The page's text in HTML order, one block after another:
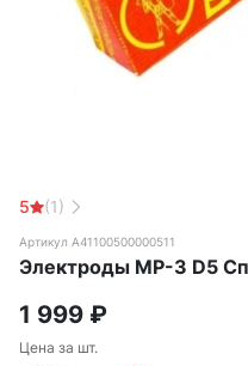
5 (1)
Артикул А41100500000511
Электроды МР-3 D5
1 999 ₽
Цена за шт.